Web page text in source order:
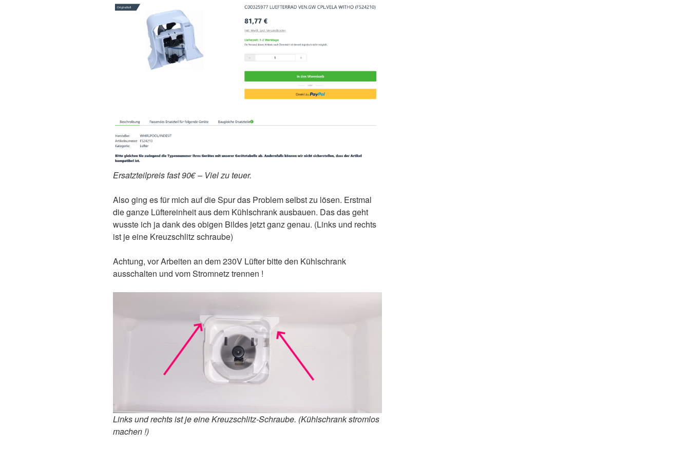
Ersatzteilpreis fast 90€ – Viel zu teuer.
Also ging es für mich auf die Spur das Problem selbst zu lösen. Erstmal
die ganze Lüftereinheit aus dem Kühlschrank ausbauen. Das das geht
wusste ich ja dank des obigen Bildes jetzt ganz genau. (Links und rechts
ist je eine Kreuzschlitz schraube)
Achtung, vor Arbeiten an dem 230V Lüfter bitte den Kühlschrank
ausschalten und vom Stromnetz trennen !
Links und rechts ist je eine Kreuzschlitz-Schraube. (Kühlschrank stromlos
machen !)